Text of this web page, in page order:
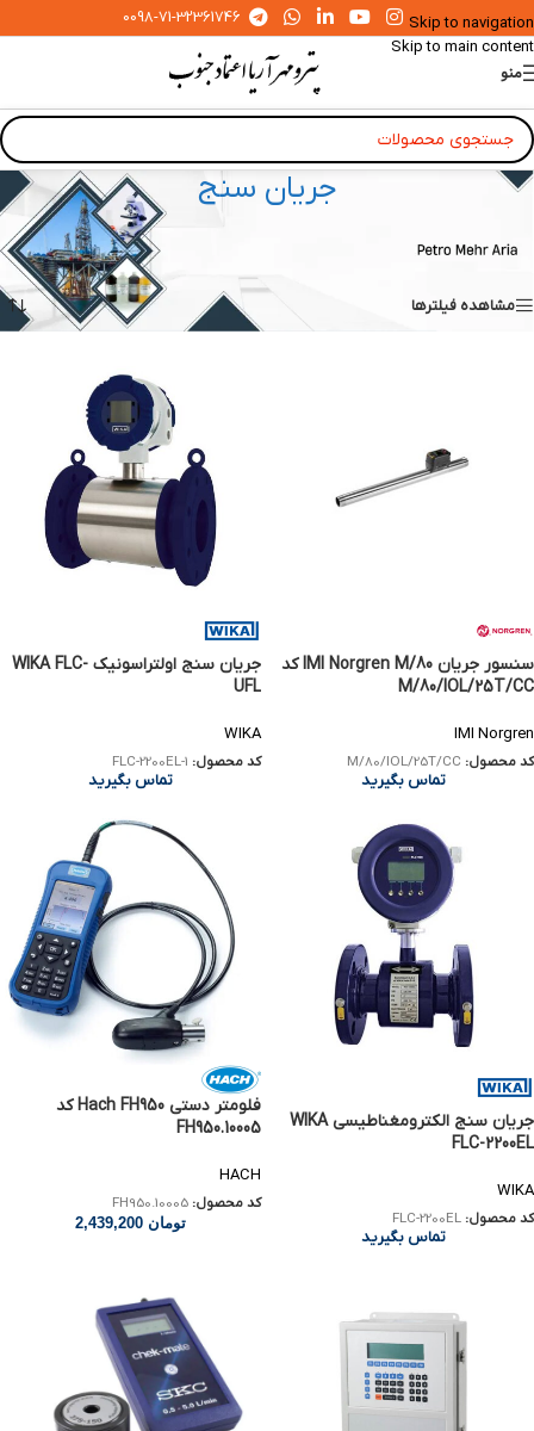
Skip to navigation
Skip to main content
0098-71-32361746
منو
جریان سنج
ابزار دقیق آزمایشگاهی و صنعتی»جریان سنج
Showing all 7 results
مشاهده فیلترها
سنسور جریان IMI Norgren M/80 کد
M/80/IOL/25T/CC
IMI Norgren
کد محصول: M/80/IOL/25T/CC
تماس بگیرید
جریان سنج اولتراسونیک WIKA FLC-
UFL
WIKA
کد محصول: FLC-2200EL-1
تماس بگیرید
جریان سنج الکترومغناطیسی WIKA
FLC-2200EL
WIKA
کد محصول: FLC-2200EL
تماس بگیرید
فلومتر دستی Hach FH950 کد
FH950.10005
HACH
کد محصول: FH950.10005
تومان